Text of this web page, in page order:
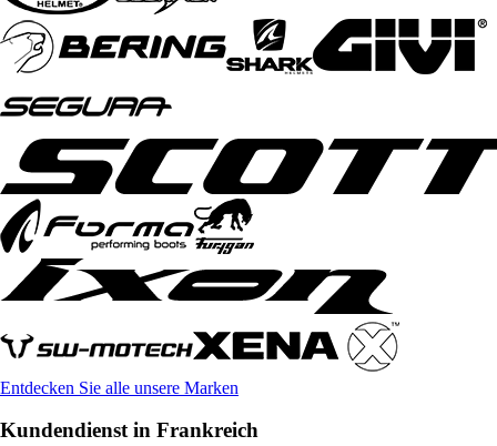
Entdecken Sie alle unsere Marken
Kundendienst in Frankreich